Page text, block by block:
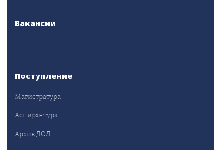
Вакансии
Поступление
Магистратура
Аспирантура
Архив ДОД